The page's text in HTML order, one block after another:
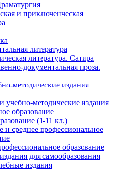
и приключенческая
литература
литература. Сатира
документальная проза.
методические издания
учебно-методические издания
образование
(1-11 кл.)
и среднее профессиональное
образование
для самообразования
издания